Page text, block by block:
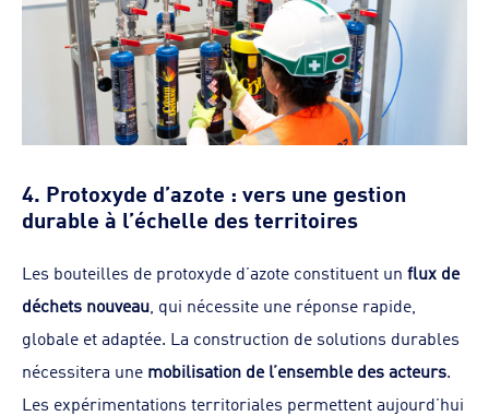
4. Protoxyde d’azote : vers une gestion
durable à l’échelle des territoires
Les bouteilles de protoxyde d’azote constituent un flux de
déchets nouveau , qui nécessite une réponse rapide,
globale et adaptée. La construction de solutions durables
nécessitera une mobilisation de l’ensemble des acteurs.
Les expérimentations territoriales permettent aujourd’hui